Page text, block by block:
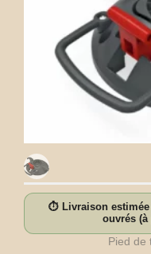
⏱ Livraison
ouvrés (à
Pied de